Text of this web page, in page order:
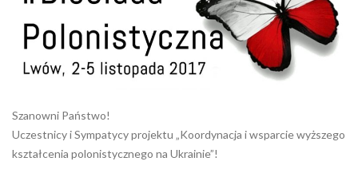
Szanowni Państwo!
Uczestnicy i Sympatycy projektu „Koordynacja i wsparcie wyższego
kształcenia polonistycznego na Ukrainie”!